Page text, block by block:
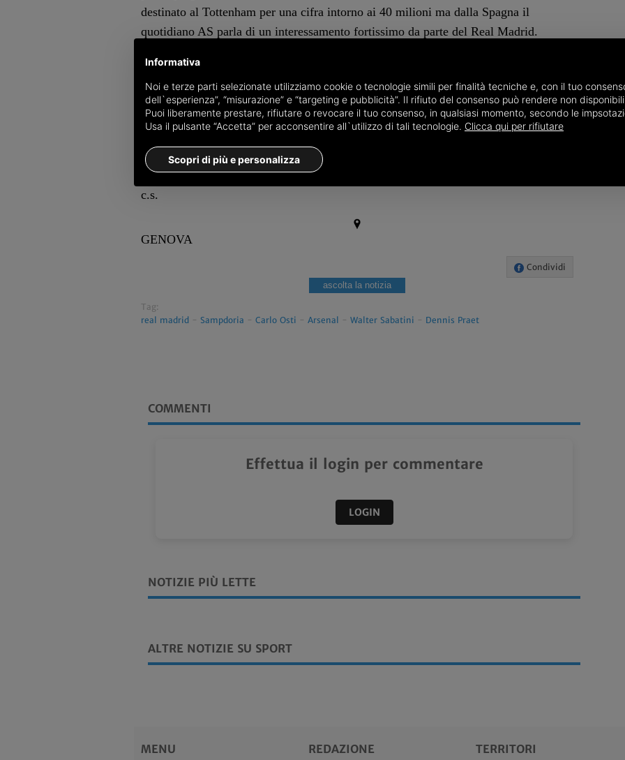
destinato al Tottenham per una cifra intorno ai 40 milioni ma dalla Spagna il
quotidiano AS parla di un interessamento fortissimo da parte del Real Madrid.
Dennis Praet anche se ci sarebbe la concorrenza di un club tedesco.
E non farà parte della Sampdoria che verrà Walter Sabatini che ha dato le dimissioni
sabato dopo una lite col presidente Massimo Ferrero a Bologna. Il suo futuro è
proprio in Emilia e insieme a lui potrebbe andarsene anche l'attuale ds blucerchiato
Carlo Osti.
c.s.
GENOVA
Condividi
ascolta la notizia
Tag:
real madrid - Sampdoria - Carlo Osti - Arsenal - Walter Sabatini - Dennis Praet
COMMENTI
Effettua il login per commentare
LOGIN
NOTIZIE PIÙ LETTE
ALTRE NOTIZIE SU SPORT
MENU REDAZIONE TERRITORI
Informativa
Noi e terze parti selezionate utilizziamo cookie o tecnologie simili per finalità tecniche e, con il tuo
dell`esperienza”, “misurazione” e “targeting e pubblicità”. Il rifiuto del consenso può rendere non
Puoi liberamente prestare, rifiutare o revocare il tuo consenso, in qualsiasi momento, secondo le
Usa il pulsante “Accetta” per acconsentire all`utilizzo di tali tecnologie. Clicca qui per rifiutare
Scopri di più e personalizza